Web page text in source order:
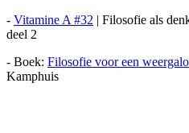
- Vitamine A #32 | Filosofie als
deel 2
- Boek: Filosofie voor een
Kamphuis